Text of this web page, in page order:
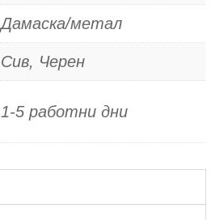
Дамаска/метал
Сив, Черен
1-5 работни дни